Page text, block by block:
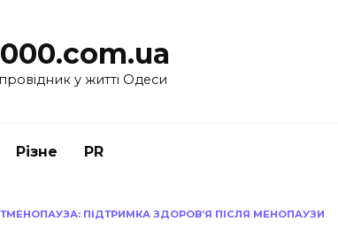
у житті Одеси
Різне PR
ПІДТРИМКА ЗДОРОВ’Я ПІСЛЯ МЕНОПАУЗИ